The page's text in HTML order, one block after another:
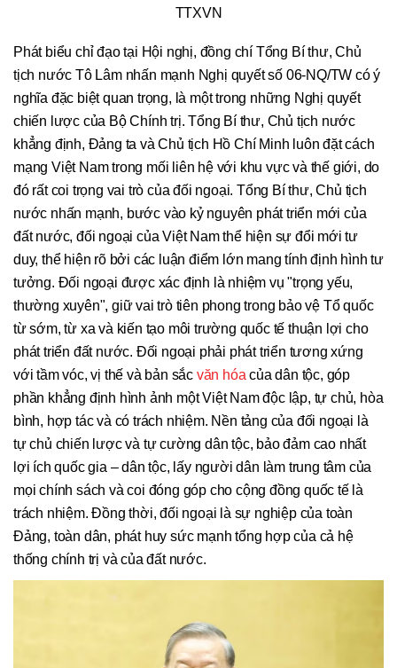
TTXVN
Phát biểu chỉ đạo tại Hội nghị, đồng chí Tổng Bí thư, Chủ
tịch nước Tô Lâm nhấn mạnh Nghị quyết số 06-NQ/TW có ý
nghĩa đặc biệt quan trọng, là một trong những Nghị quyết
chiến lược của Bộ Chính trị. Tổng Bí thư, Chủ tịch nước
khẳng định, Đảng ta và Chủ tịch Hồ Chí Minh luôn đặt cách
mạng Việt Nam trong mối liên hệ với khu vực và thế giới, do
đó rất coi trọng vai trò của đối ngoại. Tổng Bí thư, Chủ tịch
nước nhấn mạnh, bước vào kỷ nguyên phát triển mới của
đất nước, đối ngoại của Việt Nam thể hiện sự đổi mới tư
duy, thể hiện rõ bởi các luận điểm lớn mang tính định hình tư
tưởng. Đối ngoại được xác định là nhiệm vụ "trọng yếu,
thường xuyên", giữ vai trò tiên phong trong bảo vệ Tổ quốc
từ sớm, từ xa và kiến tạo môi trường quốc tế thuận lợi cho
phát triển đất nước. Đối ngoại phải phát triển tương xứng
với tầm vóc, vị thế và bản sắc văn hóa của dân tộc, góp
phần khẳng định hình ảnh một Việt Nam độc lập, tự chủ, hòa
bình, hợp tác và có trách nhiệm. Nền tảng của đối ngoại là
tự chủ chiến lược và tự cường dân tộc, bảo đảm cao nhất
lợi ích quốc gia – dân tộc, lấy người dân làm trung tâm của
mọi chính sách và coi đóng góp cho cộng đồng quốc tế là
trách nhiệm. Đồng thời, đối ngoại là sự nghiệp của toàn
Đảng, toàn dân, phát huy sức mạnh tổng hợp của cả hệ
thống chính trị và của đất nước.